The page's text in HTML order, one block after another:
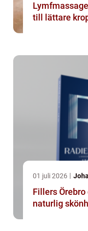
Lymfmassage umeå en
till lättare
01 juli 2026
Fillers Örebro guida till trygg och
naturlig